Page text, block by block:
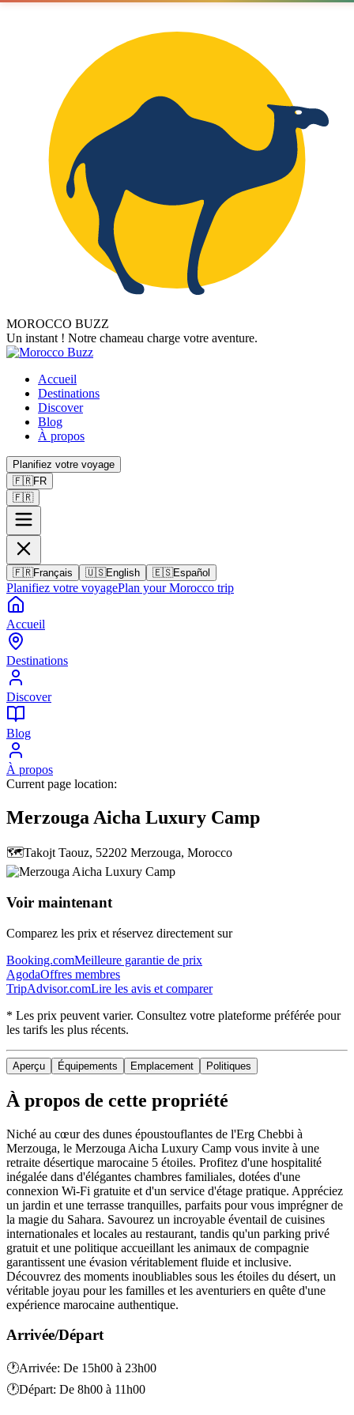
MOROCCO BUZZ
Un instant ! Notre chameau charge votre aventure.
Accueil
Destinations
Discover
Blog
À propos
Planifiez votre voyage
🇫🇷FR
🇫🇷
🇫🇷Français 🇺🇸English 🇪🇸Español
Planifiez votre voyagePlan your Morocco trip
Accueil
Destinations
Discover
Blog
À propos
Current page location:
Merzouga Aicha Luxury Camp
🗺️Takojt Taouz, 52202 Merzouga, Morocco
Voir maintenant
Comparez les prix et réservez directement sur
Booking.comMeilleure garantie de prix
AgodaOffres membres
TripAdvisor.comLire les avis et comparer
* Les prix peuvent varier. Consultez votre plateforme préférée pour
les tarifs les plus récents.
Aperçu Équipements Emplacement Politiques
À propos de cette propriété
Niché au cœur des dunes époustouflantes de l'Erg Chebbi à
Merzouga, le Merzouga Aicha Luxury Camp vous invite à une
retraite désertique marocaine 5 étoiles. Profitez d'une hospitalité
inégalée dans d'élégantes chambres familiales, dotées d'une
connexion Wi-Fi gratuite et d'un service d'étage pratique. Appréciez
un jardin et une terrasse tranquilles, parfaits pour vous imprégner de
la magie du Sahara. Savourez un incroyable éventail de cuisines
internationales et locales au restaurant, tandis qu'un parking privé
gratuit et une politique accueillant les animaux de compagnie
garantissent une évasion véritablement fluide et inclusive.
Découvrez des moments inoubliables sous les étoiles du désert, un
véritable joyau pour les familles et les aventuriers en quête d'une
expérience marocaine authentique.
Arrivée/Départ
🕐Arrivée: De 15h00 à 23h00
🕐Départ: De 8h00 à 11h00